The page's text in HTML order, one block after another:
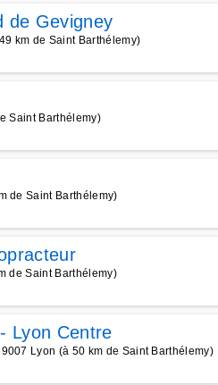
de Gevigney
km de Saint Barthélemy)
Saint Barthélemy)
de Saint Barthélemy)
de Saint Barthélemy)
Lyon Centre
Lyon (à 50 km de Saint Barthélemy)